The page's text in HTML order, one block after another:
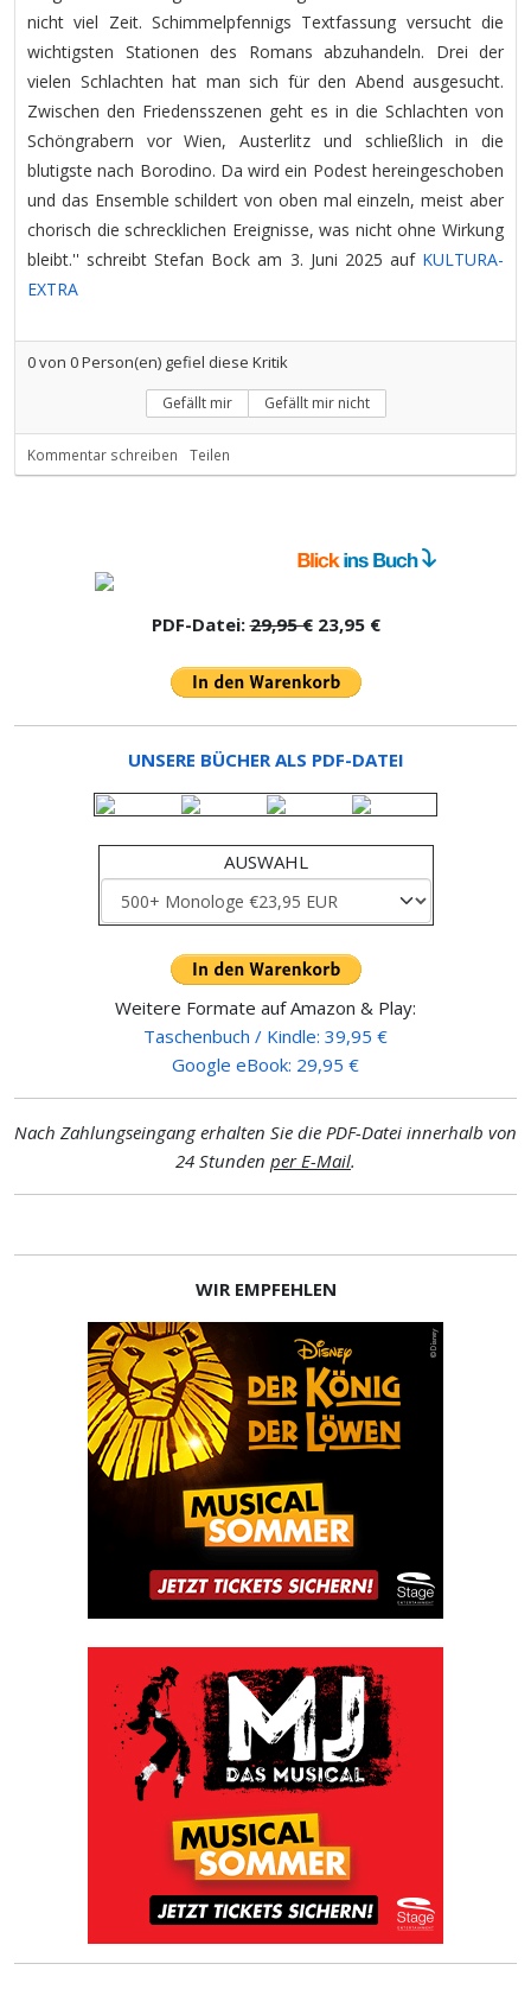
nicht viel Zeit. Schimmelpfennigs Textfassung versucht die
wichtigsten Stationen des Romans abzuhandeln. Drei der
vielen Schlachten hat man sich für den Abend ausgesucht.
Zwischen den Friedensszenen geht es in die Schlachten von
Schöngrabern vor Wien, Austerlitz und schließlich in die
blutigste nach Borodino. Da wird ein Podest hereingeschoben
und das Ensemble schildert von oben mal einzeln, meist aber
chorisch die schrecklichen Ereignisse, was nicht ohne Wirkung
bleibt.'' schreibt Stefan Bock am 3. Juni 2025 auf KULTURA-
EXTRA
0von 0Person(en) gefiel diese Kritik
Gefällt mir Gefällt mir nicht
Kommentar schreiben Teilen
PDF-Datei:29,95 €23,95 €
UNSERE BÜCHER ALS PDF-DATEI
AUSWAHL
Weitere Formate auf Amazon & Play:
Taschenbuch / Kindle: 39,95 €
Google eBook: 29,95 €
Nach Zahlungseingang erhalten Sie die PDF-Datei innerhalb von
24 Stunden per E-Mail.
WIR EMPFEHLEN